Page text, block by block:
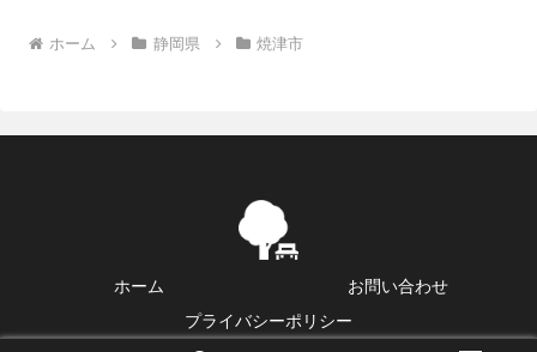
ホーム 静岡県 焼津市
ホーム
お問い合わせ
プライバシーポリシー